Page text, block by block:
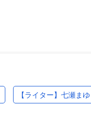
【ライター】七瀬まゆ